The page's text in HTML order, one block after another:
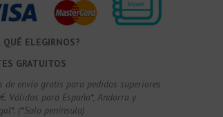
QUÉ ELEGIRNOS?
GRATUITOS
de envío gratis para pedidos superiores
Válidos para España*, Andorra y
(*Solo península)